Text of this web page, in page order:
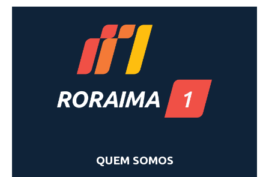
QUEM SOMOS